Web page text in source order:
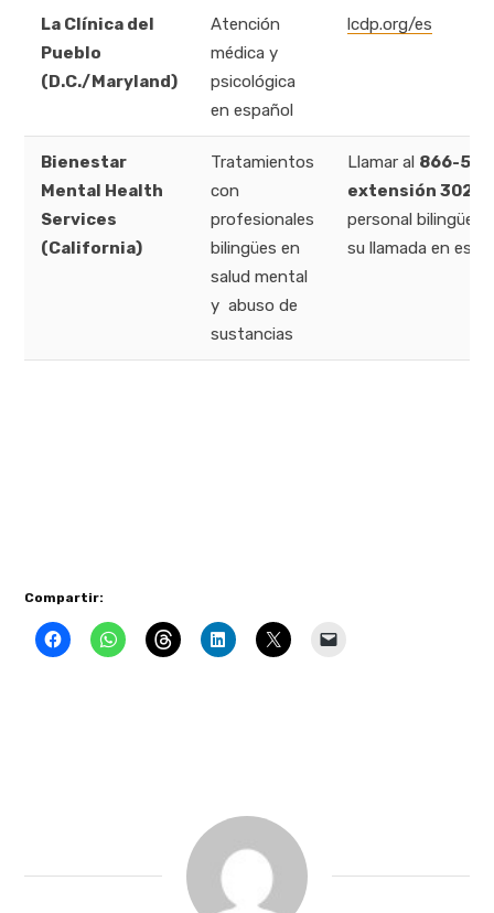
La Clínica del
Pueblo
(D.C./Maryland)
Atención
médica y
psicológica
en español
lcdp.org/es
Bienestar
Mental Health
Services
(California)
Tratamientos
con
profesionales
bilingües en
salud mental
y abuso de
sustancias
Llamar al 866-
extensión 302
personal bilingüe
su llamada en
Compartir: